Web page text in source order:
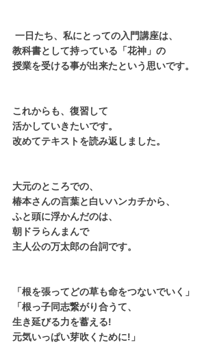
一日たち、私にとっての入門講座は、
教科書として持っている「花神」の
授業を受ける事が出来たという思いです。
これからも、復習して
活かしていきたいです。
改めてテキストを読み返しました。
大元のところでの、
椿本さんの言葉と白いハンカチから、
ふと頭に浮かんだのは、
朝ドラらんまんで
主人公の万太郎の台詞です。
「根を張ってどの草も命をつないでいく」
「根っ子同志繋がり合うて、
生き延びる力を蓄える!
元気いっぱい芽吹くために!」